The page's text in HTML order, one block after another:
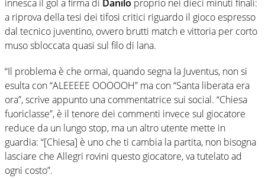
innesca il gol a firma di Danilo proprio nei dieci minuti finali:
a riprova della tesi dei tifosi critici riguardo il gioco espresso
dal tecnico juventino, ovvero brutti match e vittoria per corto
muso sbloccata quasi sul filo di lana.
“Il problema è che ormai, quando segna la Juventus, non si
esulta con “ALEEEEE OOOOOH” ma con “Santa liberata era
ora”, scrive appunto una commentatrice sui social. “Chiesa
fuoriclasse”, è il tenore dei commenti invece sul giocatore
reduce da un lungo stop, ma un altro utente mette in
guardia: “[Chiesa] è uno che ti cambia la partita, non bisogna
lasciare che Allegri rovini questo giocatore, va tutelato ad
ogni costo”.